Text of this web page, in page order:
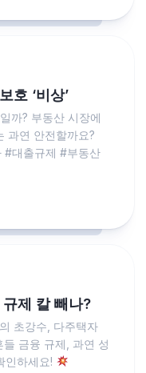
호 ‘비상’
까? 부동산 시장에
과연 안전할까요?
#대출규제 #부동산
제 칼 빼나?
초강수, 다주택자
금융 규제, 과연 성
인하세요!